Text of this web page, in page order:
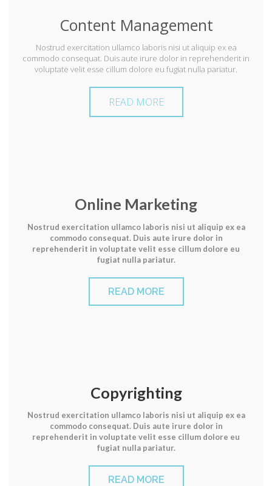
Content Management
Nostrud exercitation ullamco laboris nisi ut aliquip ex ea
commodo consequat. Duis aute irure dolor in reprehenderit in
voluptate velit esse cillum dolore eu fugiat nulla pariatur.
READ MORE
Online Marketing
Nostrud exercitation ullamco laboris nisi ut aliquip ex ea
commodo consequat. Duis aute irure dolor in
reprehenderit in voluptate velit esse cillum dolore eu
fugiat nulla pariatur.
READ MORE
Copyrighting
Nostrud exercitation ullamco laboris nisi ut aliquip ex ea
commodo consequat. Duis aute irure dolor in
reprehenderit in voluptate velit esse cillum dolore eu
fugiat nulla pariatur.
READ MORE